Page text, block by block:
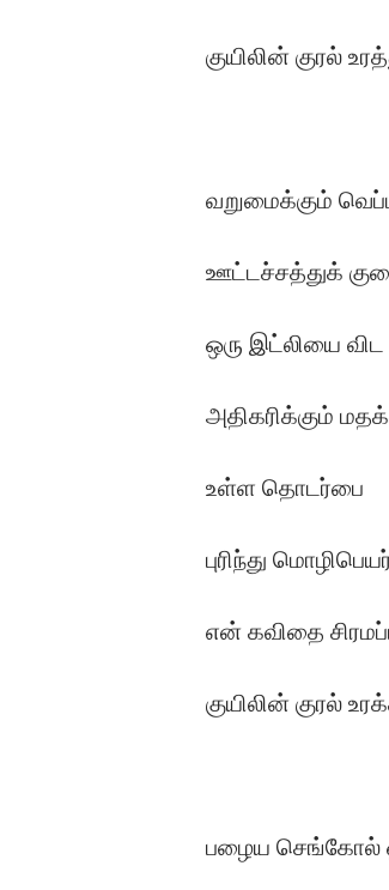
குயிலின் குரல்
வறுமைக்கும்
ஊட்டச்சத்துக்
ஒரு இட்லியை
அதிகரிக்கும்
உள்ள தொடர்பை
புரிந்து
என் கவிதை
குயிலின் குரல்
பழைய செங்கோல்